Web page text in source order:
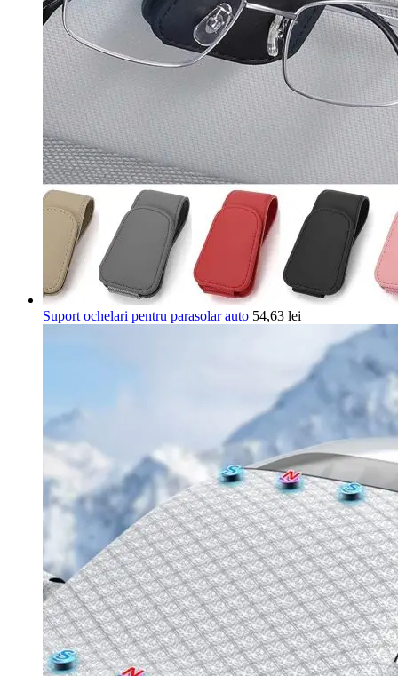
Suport ochelari pentru parasolar auto 54,63 lei